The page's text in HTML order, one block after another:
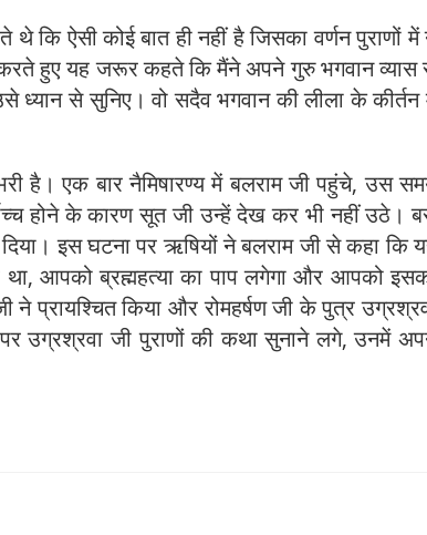
ऐसी कोई बात ही नहीं है जिसका वर्णन पुराणों में
हुए यह जरूर कहते कि मैंने अपने गुरु भगवान व्यास
से सुनिए। वो सदैव भगवान की लीला के कीर्तन
है। एक बार नैमिषारण्य में बलराम जी पहुंचे, उस
होने के कारण सूत जी उन्हें देख कर भी नहीं उठे।
इस घटना पर ऋषियों ने बलराम जी से कहा कि
था, आपको ब्रह्महत्या का पाप लगेगा और आपको
प्रायश्चित किया और रोमहर्षण जी के पुत्र
उग्रश्रवा जी पुराणों की कथा सुनाने लगे, उनमें